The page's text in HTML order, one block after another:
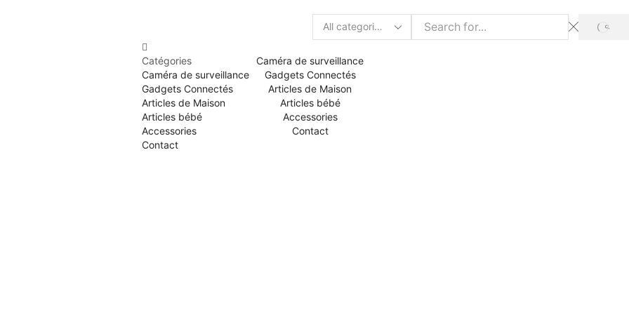
Catégories
Caméra de surveillance
Gadgets Connectés
Articles de Maison
Articles bébé
Accessories
Contact
Caméra de surveillance
Gadgets Connectés
Articles de Maison
Articles bébé
Accessories
Contact